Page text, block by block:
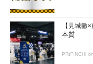
【見城徹
本質
PR(FINCHI